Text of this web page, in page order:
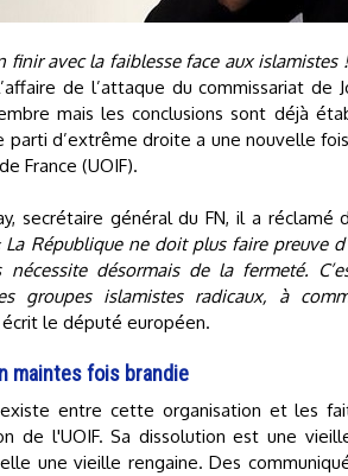
finir avec la faiblesse face aux islamistes
de l’attaque du commissariat de
mais les conclusions sont déjà
parti d’extrême droite a une nouvelle
France (UOIF).
secrétaire général du FN, il a
La République ne doit plus faire preuve
nécessite désormais de la fermeté.
groupes islamistes radicaux, à
écrit le député européen.
maintes fois brandie
entre cette organisation et les
de l'UOIF. Sa dissolution est une
une vieille rengaine. Des